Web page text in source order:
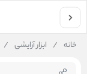
خانه / ابزار آرایشی /